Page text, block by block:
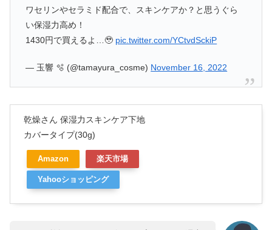
ワセリンやセラミド配合で、スキンケアか？と思うぐら
い保湿力高め！
1430円で買えるよ…🥹 pic.twitter.com/YCtvdSckiP
— 玉響 🫧 (@tamayura_cosme) November 16, 2022
乾燥さん 保湿力スキンケア下地
カバータイプ(30g)
Amazon 楽天市場
Yahooショッピング